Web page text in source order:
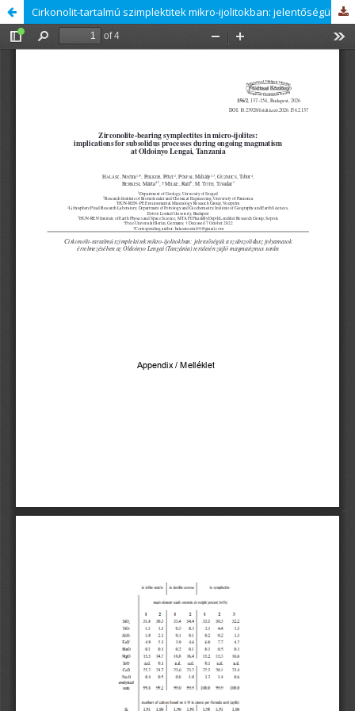
Cirkonolit-tartalmú szimplektitek mikro-ijolitokban: jelentőségük a szubszolidusz folyamatok értelmezésében az Oldoinyo Lengai (Tanzánia) területén zajló magmatizmus során